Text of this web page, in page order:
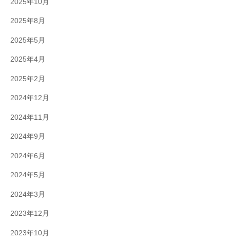
2025年10月
2025年8月
2025年5月
2025年4月
2025年2月
2024年12月
2024年11月
2024年9月
2024年6月
2024年5月
2024年3月
2023年12月
2023年10月